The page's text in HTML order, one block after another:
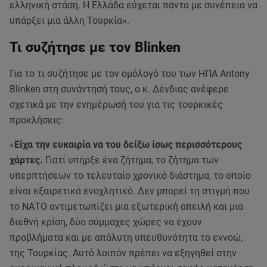
ελληνική στάση. Η Ελλάδα εύχεται πάντα με συνέπεια να
υπάρξει μια άλλη Τουρκία».
Τι συζήτησε με τον Blinken
Για το τι συζήτησε με τον ομόλογό του των ΗΠΑ Antony
Blinken στη συνάντησή τους, ο κ. Δένδιας ανέφερε
σχετικά με την ενημέρωσή του για τις τουρκικές
προκλήσεις:
«Είχα την ευκαιρία να του δείξω ίσως περισσότερους
χάρτες. Γιατί υπήρξε ένα ζήτημα, το ζήτημα των
υπερπτήσεων το τελευταίο χρονικό διάστημα, το οποίο
είναι εξαιρετικά ενοχλητικό. Δεν μπορεί τη στιγμή που
το ΝΑΤΟ αντιμετωπίζει μια εξωτερική απειλή και μια
διεθνή κρίση, δύο σύμμαχες χώρες να έχουν
προβλήματα και με απόλυτη υπευθυνότητα το εννοώ,
της Τουρκίας. Αυτό λοιπόν πρέπει να εξηγηθεί στην